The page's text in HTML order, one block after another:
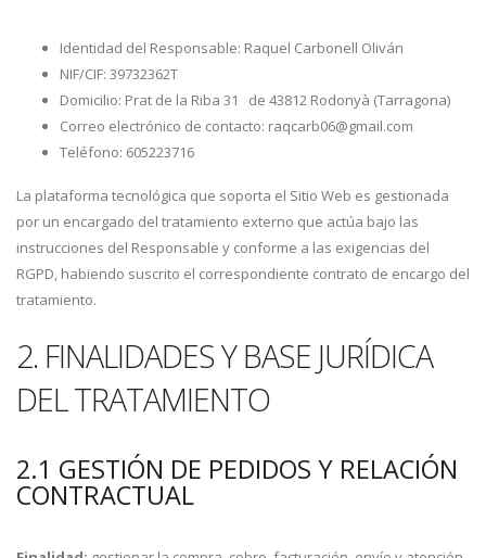
Identidad del Responsable: Raquel Carbonell Oliván
NIF/CIF: 39732362T
Domicilio: Prat de la Riba 31 de 43812 Rodonyà (Tarragona)
Correo electrónico de contacto: raqcarb06@gmail.com
Teléfono: 605223716
La plataforma tecnológica que soporta el Sitio Web es gestionada
por un encargado del tratamiento externo que actúa bajo las
instrucciones del Responsable y conforme a las exigencias del
RGPD, habiendo suscrito el correspondiente contrato de encargo del
tratamiento.
2. FINALIDADES Y BASE JURÍDICA
DEL TRATAMIENTO
2.1 GESTIÓN DE PEDIDOS Y RELACIÓN
CONTRACTUAL